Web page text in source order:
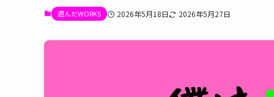
遊んだWORKS 2026年5月18日 2026年5月27日